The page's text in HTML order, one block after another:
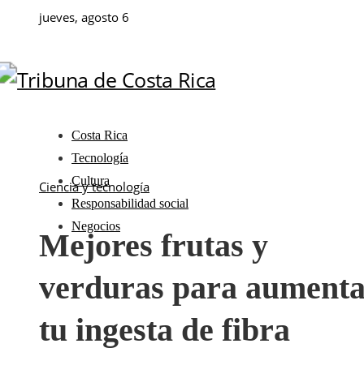
jueves, agosto 6
Costa Rica
Tecnología
Cultura
Responsabilidad social
Negocios
Ciencia y tecnología
Mejores frutas y
verduras para
tu ingesta de fibra